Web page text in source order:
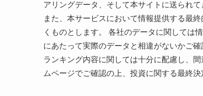
アリングデータ、そして本サイトに送られ
また、本サービスにおいて情報提供する最
くものとします。 各社のデータに関しては
にあたって実際のデータと相違がないかご確
ランキング内容に関しては十分に配慮し、
ムページでご確認の上、投資に関する最終